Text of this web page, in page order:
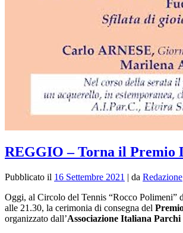
REGGIO – Torna il Premio
Pubblicato il 16 Settembre 2021 | da Redazione
Oggi, al Circolo del Tennis “Rocco Polimeni”
alle 21.30, la cerimonia di consegna del
organizzato dall’Associazione Italiana